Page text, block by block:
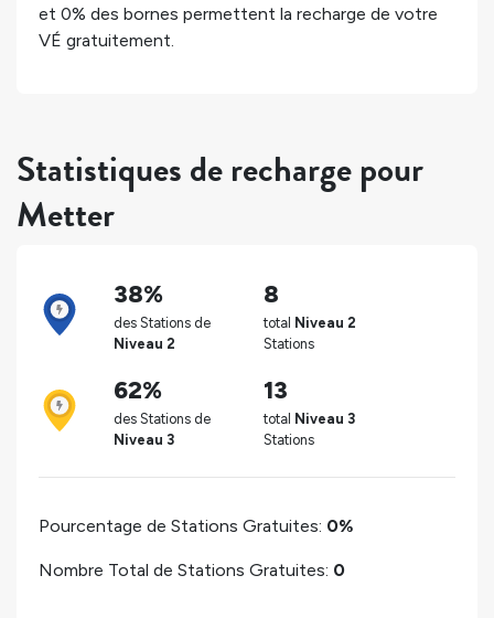
et 0% des bornes permettent la recharge de votre
VÉ gratuitement.
Statistiques de recharge pour
Metter
38%
des Stations de
Niveau 2
8
total Niveau 2
Stations
62%
des Stations de
Niveau 3
13
total Niveau 3
Stations
Pourcentage de Stations Gratuites: 0%
Nombre Total de Stations Gratuites: 0